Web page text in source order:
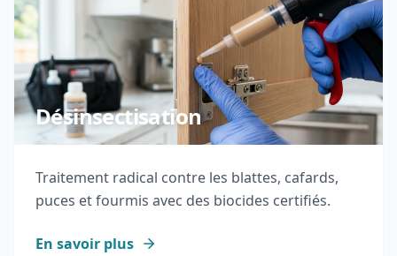
Désinsectisation
Traitement radical contre les blattes, cafards,
puces et fourmis avec des biocides certifiés.
En savoir plus